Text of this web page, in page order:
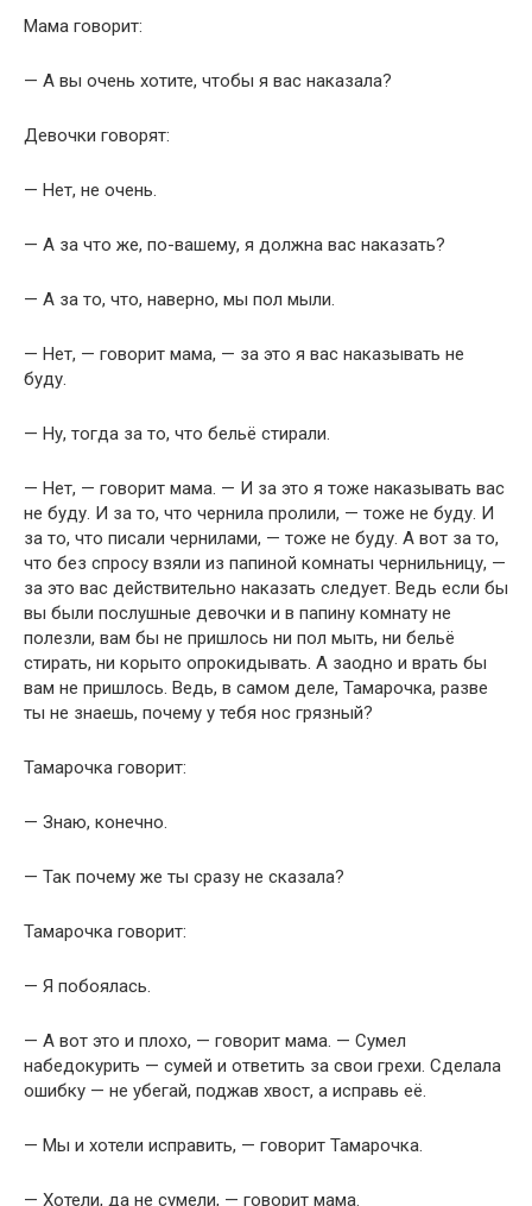
Мама говорит:
— А вы очень хотите, чтобы я вас наказала?
Девочки говорят:
— Нет, не очень.
— А за что же, по-вашему, я должна вас наказать?
— А за то, что, наверно, мы пол мыли.
— Нет, — говорит мама, — за это я вас наказывать не
буду.
— Ну, тогда за то, что бельё стирали.
— Нет, — говорит мама. — И за это я тоже наказывать вас
не буду. И за то, что чернила пролили, — тоже не буду. И
за то, что писали чернилами, — тоже не буду. А вот за то,
что без спросу взяли из папиной комнаты чернильницу, —
за это вас действительно наказать следует. Ведь если бы
вы были послушные девочки и в папину комнату не
полезли, вам бы не пришлось ни пол мыть, ни бельё
стирать, ни корыто опрокидывать. А заодно и врать бы
вам не пришлось. Ведь, в самом деле, Тамарочка, разве
ты не знаешь, почему у тебя нос грязный?
Тамарочка говорит:
— Знаю, конечно.
— Так почему же ты сразу не сказала?
Тамарочка говорит:
— Я побоялась.
— А вот это и плохо, — говорит мама. — Сумел
набедокурить — сумей и ответить за свои грехи. Сделала
ошибку — не убегай, поджав хвост, а исправь её.
— Мы и хотели исправить, — говорит Тамарочка.
— Хотели, да не сумели, — говорит мама.